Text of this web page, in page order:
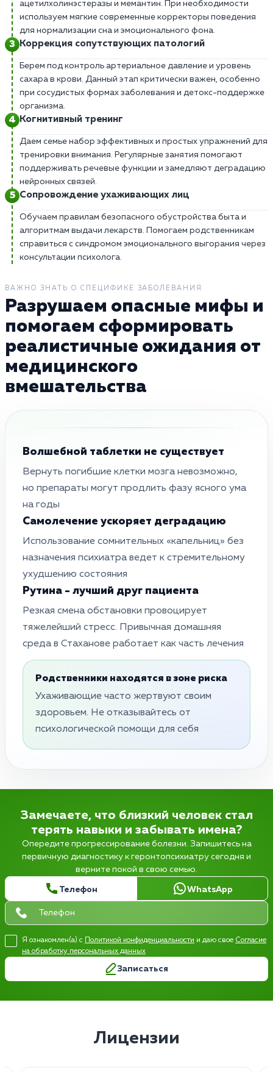
ацетилхолинэстеразы и мемантин. При необходимости
используем мягкие современные корректоры поведения
для нормализации сна и эмоционального фона.
Коррекция сопутствующих патологий
Берем под контроль артериальное давление и уровень
сахара в крови. Данный этап критически важен, особенно
при сосудистых формах заболевания и детокс-поддержке
организма.
Когнитивный тренинг
Даем семье набор эффективных и простых упражнений для
тренировки внимания. Регулярные занятия помогают
поддерживать речевые функции и замедляют деградацию
нейронных связей.
Сопровождение ухаживающих лиц
Обучаем правилам безопасного обустройства быта и
алгоритмам выдачи лекарств. Помогаем родственникам
справиться с синдромом эмоционального выгорания через
консультации психолога.
ВАЖНО ЗНАТЬ О СПЕЦИФИКЕ ЗАБОЛЕВАНИЯ
Разрушаем опасные мифы и
помогаем сформировать
реалистичные ожидания от
медицинского
вмешательства
Волшебной таблетки не существует
Вернуть погибшие клетки мозга невозможно,
но препараты могут продлить фазу ясного ума
на годы
Самолечение ускоряет деградацию
Использование сомнительных «капельниц» без
назначения психиатра ведет к стремительному
ухудшению состояния
Рутина - лучший друг пациента
Резкая смена обстановки провоцирует
тяжелейший стресс. Привычная домашняя
среда в Стаханове работает как часть лечения
Родственники находятся в зоне риска
Ухаживающие часто жертвуют своим
здоровьем. Не отказывайтесь от
психологической помощи для себя
Замечаете, что близкий человек стал
терять навыки и забывать имена?
Опередите прогрессирование болезни. Запишитесь на
первичную диагностику к геронтопсихиатру сегодня и
верните покой в свою семью.
Телефон WhatsApp
Я ознакомлен(а) с Политикой конфиденциальности и даю свое Согласие
на обработку персональных данных
Записаться
Лицензии